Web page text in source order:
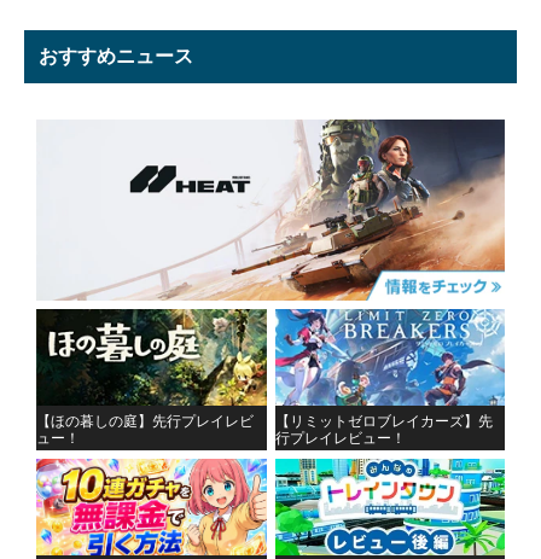
おすすめニュース
【ほの暮しの庭】先行プレイレビ
ュー！
【リミットゼロブレイカーズ】先
行プレイレビュー！